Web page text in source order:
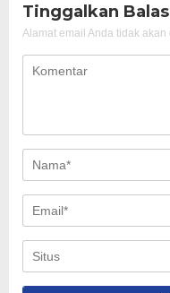
Tinggalkan
Alamat email Anda tidak akan